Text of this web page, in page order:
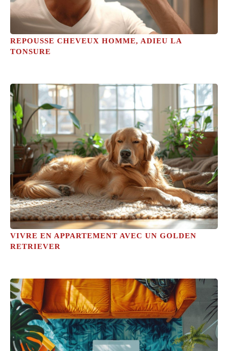
REPOUSSE CHEVEUX HOMME, ADIEU LA
TONSURE
VIVRE EN APPARTEMENT AVEC UN GOLDEN
RETRIEVER